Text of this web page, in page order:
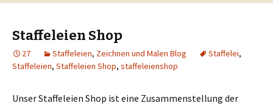
Staffeleien Shop
27 Staffeleien, Zeichnen und Malen Blog Staffelei,
Staffeleien, Staffeleien Shop, staffeleienshop
Unser Staffeleien Shop ist eine Zusammenstellung der